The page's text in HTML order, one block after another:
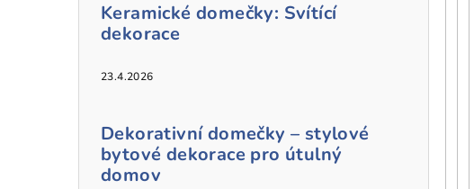
Keramické domečky: Svítící
dekorace
23.4.2026
Dekorativní domečky – stylové
bytové dekorace pro útulný
domov